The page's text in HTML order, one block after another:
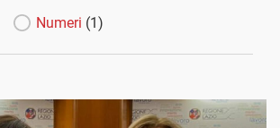
Numeri (1)